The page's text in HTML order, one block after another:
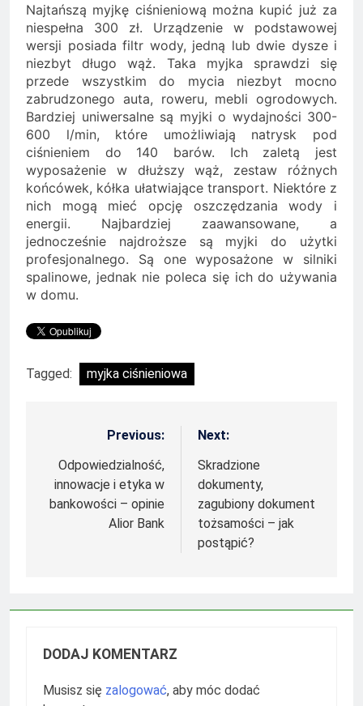
Najtańszą myjkę ciśnieniową można kupić już za
niespełna 300 zł. Urządzenie w podstawowej
wersji posiada filtr wody, jedną lub dwie dysze i
niezbyt długo wąż. Taka myjka sprawdzi się
przede wszystkim do mycia niezbyt mocno
zabrudzonego auta, roweru, mebli ogrodowych.
Bardziej uniwersalne są myjki o wydajności 300-
600 l/min, które umożliwiają natrysk pod
ciśnieniem do 140 barów. Ich zaletą jest
wyposażenie w dłuższy wąż, zestaw różnych
końcówek, kółka ułatwiające transport. Niektóre z
nich mogą mieć opcję oszczędzania wody i
energii. Najbardziej zaawansowane, a
jednocześnie najdroższe są myjki do użytki
profesjonalnego. Są one wyposażone w silniki
spalinowe, jednak nie poleca się ich do używania
w domu.
Tagged: myjka ciśnieniowa
Nawigacja
wpisu
Previous:
Odpowiedzialność,
innowacje i etyka w
bankowości – opinie
Alior Bank
Next:
Skradzione
dokumenty,
zagubiony dokument
tożsamości – jak
postąpić?
DODAJ KOMENTARZ
Musisz się zalogować, aby móc dodać